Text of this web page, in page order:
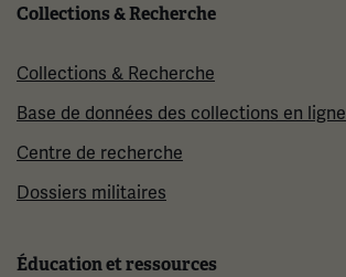
Collections & Recherche
Collections & Recherche
Base de données des collections en ligne
Centre de recherche
Dossiers militaires
Éducation et ressources